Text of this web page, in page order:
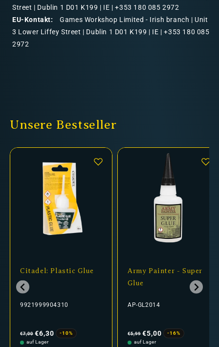
Street | Dublin 1 D01 K199 | IE | +353 180 085 2972
EU-Kontakt:
Games Workshop Limited - Irish branch | Unit
3 Lower Liffey Street | Dublin 1 D01 K199 | IE | +353 180 085
2972
Unsere Bestseller
Citadel: Plastic Glue
9921999904310
Preis
€7,00 €6,30
-10%
auf Lager
Army Painter - Super
Glue
AP-GL2014
Preis
€5,99 €5,00
-16%
auf Lager